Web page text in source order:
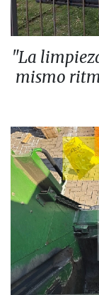
"La
mismo